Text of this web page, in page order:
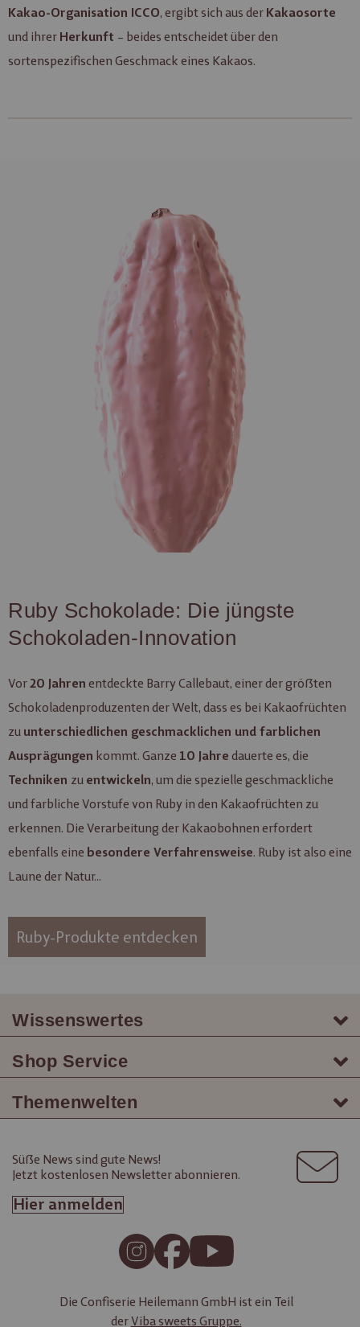
Kakao-Organisation ICCO, ergibt sich aus der Kakaosorte
und ihrer Herkunft – beides entscheidet über den
sortenspezifischen Geschmack eines Kakaos.
Ruby Schokolade: Die jüngste
Schokoladen-Innovation
Vor20 Jahren entdeckte Barry Callebaut, einer der größten
Schokoladenproduzenten der Welt, dass es bei Kakaofrüchten
zu unterschiedlichen geschmacklichen und farblichen
Ausprägungen kommt. Ganze 10 Jahre dauerte es, die
Techniken zu entwickeln, um die spezielle geschmackliche
und farbliche Vorstufe von Ruby in den Kakaofrüchten zu
erkennen. Die Verarbeitung der Kakaobohnen erfordert
ebenfalls eine besondere Verfahrensweise. Ruby ist also eine
Laune der Natur...
Ruby-Produkte entdecken
Wissenswertes
Shop Service
Themenwelten
Süße News sind gute News!
Jetzt kostenlosen Newsletter abonnieren.
Hier anmelden
Die Confiserie Heilemann GmbH ist ein Teil
derViba sweets Gruppe.